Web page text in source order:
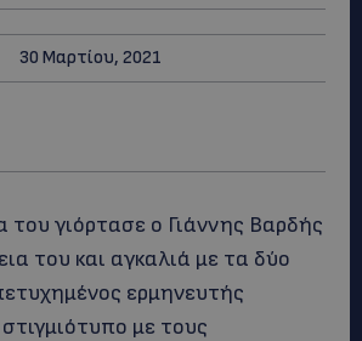
30 Μαρτίου, 2021
του γιόρτασε ο Γιάννης Βαρδής
του και αγκαλιά με τα δύο
ερμηνευτής
με τους